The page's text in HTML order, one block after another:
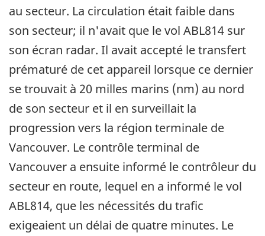
au secteur. La circulation était faible dans
son secteur; il n'avait que le vol ABL814 sur
son écran radar. Il avait accepté le transfert
prématuré de cet appareil lorsque ce dernier
se trouvait à 20 milles marins (nm) au nord
de son secteur et il en surveillait la
progression vers la région terminale de
Vancouver. Le contrôle terminal de
Vancouver a ensuite informé le contrôleur du
secteur en route, lequel en a informé le vol
ABL814, que les nécessités du trafic
exigeaient un délai de quatre minutes. Le